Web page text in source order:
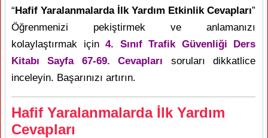
“Hafif Yaralanmalarda İlk Yardım Etkinlik Cevapları”
Öğrenmenizi pekiştirmek ve anlamanızı
kolaylaştırmak için 4. Sınıf Trafik Güvenliği Ders
Kitabı Sayfa 67-69. Cevapları soruları dikkatlice
inceleyin. Başarınızı artırın.
Hafif Yaralanmalarda İlk Yardım
Cevapları